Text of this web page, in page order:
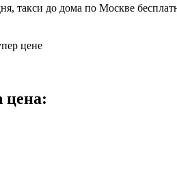
такси до дома по Москве
цене
цена: